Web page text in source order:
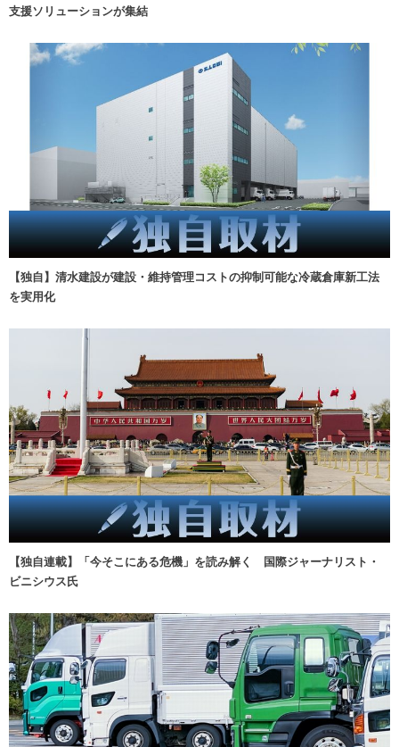
支援ソリューションが集結
【独自】清水建設が建設・維持管理コストの抑制可能な冷蔵倉庫新工法
を実用化
【独自連載】「今そこにある危機」を読み解く 国際ジャーナリスト・
ビニシウス氏